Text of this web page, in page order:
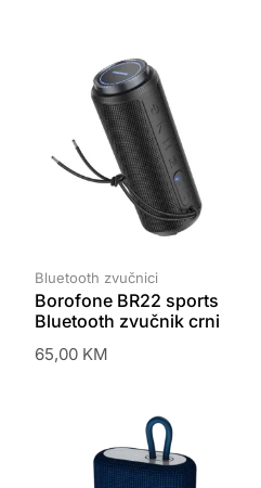
Bluetooth zvučnici
Borofone BR22 sports
Bluetooth zvučnik crni
65,00 KM